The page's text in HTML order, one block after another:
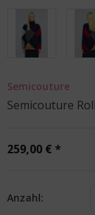
Semicouture
Semicouture
259,00 € *
Anzahl: